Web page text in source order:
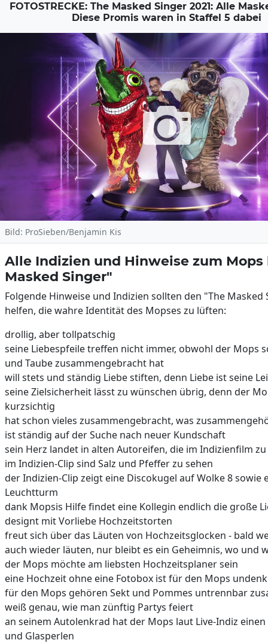
FOTOSTRECKE: The Masked Singer 2021: Alle
Diese Promis waren in Staffel 5 dabei
Bild: ProSieben/Benjamin Kis
Alle Indizien und Hinweise zum Mops
Masked Singer"
Folgende Hinweise und Indizien sollten den "The Masked
helfen, die wahre Identität des Mopses zu lüften:
drollig, aber tollpatschig
seine Liebespfeile treffen nicht immer, obwohl der Mops
und Taube zusammengebracht hat
will stets und ständig Liebe stiften, denn Liebe ist seine
seine Zielsicherheit lässt zu wünschen übrig, denn der
kurzsichtig
hat schon vieles zusammengebracht, was
ist ständig auf der Suche nach neuer Kundschaft
sein Herz landet in alten Autoreifen, die im Indizienfilm
im Indizien-Clip sind Salz und Pfeffer zu sehen
der Indizien-Clip zeigt eine Discokugel auf Wolke 8 sowie
Leuchtturm
dank Mopsis Hilfe findet eine Kollegin endlich die große
designt mit Vorliebe Hochzeitstorten
freut sich über das Läuten von Hochzeitsglocken - bald
auch wieder läuten, nur bleibt es ein Geheimnis, wo und
der Mops möchte am liebsten Hochzeitsplaner sein
eine Hochzeit ohne eine Fotobox ist für den Mops
für den Mops gehören Sekt und Pommes untrennbar
weiß genau, wie man zünftig Partys feiert
an seinem Autolenkrad hat der Mops laut Live-Indiz
und Glasperlen